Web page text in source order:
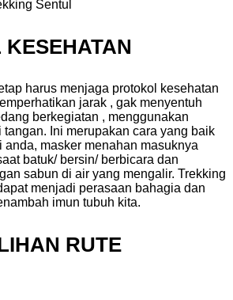
harus menjaga protokol kesehatan
jarak , gak menyentuh
berkegiatan , menggunakan
tangan. Ini merupakan cara yang baik
anda, masker menahan masuknya
batuk/ bersin/ berbicara dan
sabun di air yang mengalir. Trekking
menjadi perasaan bahagia dan
imun tubuh kita.
RUTE